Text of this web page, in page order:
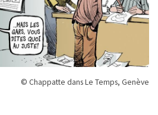
© Chappatte dans Le Temps, Genève